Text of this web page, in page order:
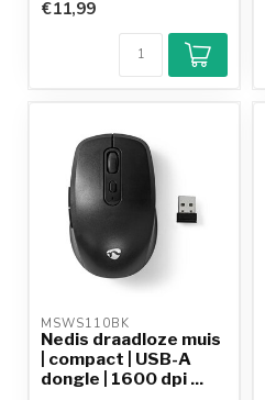
€11,99
MSWS110BK
Nedis draadloze muis
| compact | USB-A
dongle | 1600 dpi ...